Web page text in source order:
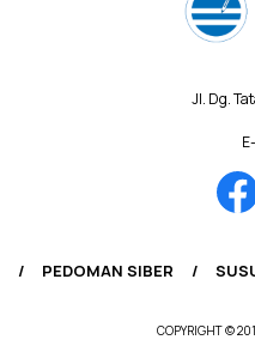
Jl. Dg.
PEDOMAN SIBER
COPYRIGHT ©